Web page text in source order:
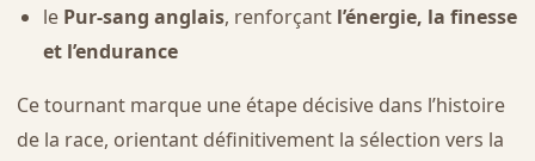
le Pur-sang anglais, renforçant l’énergie, la finesse
et l’endurance
Ce tournant marque une étape décisive dans l’histoire
de la race, orientant définitivement la sélection vers la